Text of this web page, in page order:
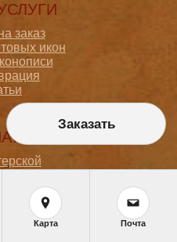
заказ
икон
и оплата
персональных данных
данных
Заказать
Карта Почта